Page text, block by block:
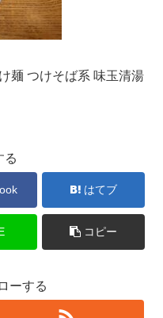
麺 つけそば系 味玉清湯
る
はてブ
コピー
ーする